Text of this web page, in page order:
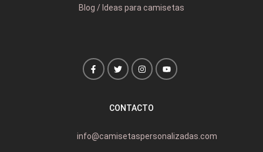
Blog / Ideas para camisetas
CONTACTO
info@camisetaspersonalizadas.com